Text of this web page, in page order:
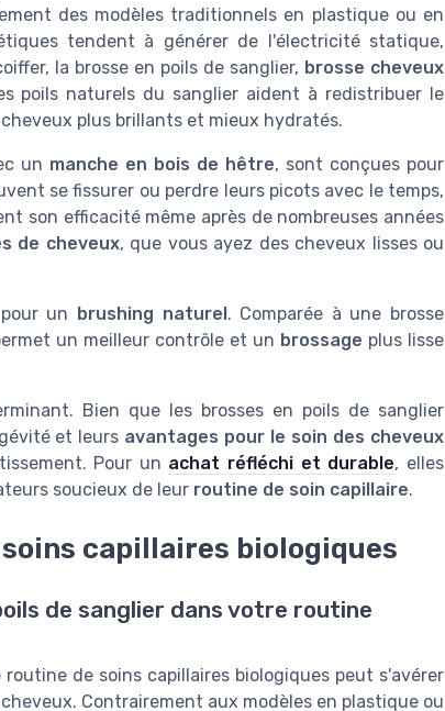
des modèles traditionnels en plastique ou en
tendent à générer de l'électricité statique,
la brosse en poils de sanglier, brosse cheveux
poils naturels du sanglier aident à redistribuer le
plus brillants et mieux hydratés.
un manche en bois de hêtre, sont conçues pour
se fissurer ou perdre leurs picots avec le temps,
son efficacité même après de nombreuses années
de cheveux, que vous ayez des cheveux lisses ou
pour un brushing naturel. Comparée à une brosse
un meilleur contrôle et un brossage plus lisse
Bien que les brosses en poils de sanglier
et leurs avantages pour le soin des cheveux
Pour un achat réfléchi et durable, elles
soucieux de leur routine de soin capillaire.
capillaires biologiques
de sanglier dans votre routine
de soins capillaires biologiques peut s'avérer
Contrairement aux modèles en plastique ou